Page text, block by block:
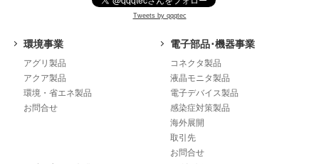
Tweets by qqqtec
環境事業
アグリ製品
アクア製品
環境・省エネ製品
お問合せ
電子部品･機器事業
コネクタ製品
液晶モニタ製品
電子デバイス製品
感染症対策製品
海外展開
取引先
お問合せ